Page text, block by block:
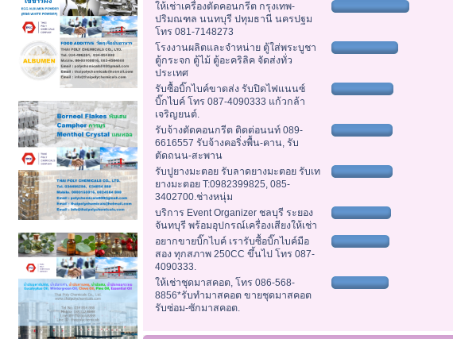
ให้เช่าเครื่องตัดคอนกรีต กรุงเทพ-
ปริมณฑล นนทบุรี ปทุมธานี นครปฐม
โทร 081-7148273
โรงงานผลิตและจำหน่าย ตู้ใส่พระบูชา
ตู้กระจก ตู้ไม้ ตู้อะคริลิค จัดส่งทั่ว
ประเทศ
รับซื้อบิ๊กไบค์ขาดส่ง รับปิดไฟแนนซ์
บิ๊กไบค์ โทร 087-4090333 แก้วกล้า
เจริญยนต์.
รับจ้างตัดคอนกรีต ติดต่อนนท์ 089-
6616557 รับจ้างคอริ่งพื้น-คาน, รับ
ตัดถนน-สะพาน
รับปูยางมะตอย รับลาดยางมะตอย รับเท
ยางมะตอย T:0982399825, 085-
3402700.ช่างหนุ่ม
บริการ Event Organizer ชลบุรี ระยอง
จันทบุรี พร้อมอุปกรณ์เครื่องเสียงให้เช่า
อยากขายบิ๊กไบค์ เรารับซื้อบิ๊กไบค์มือ
สอง ทุกสภาพ 250CC ขึ้นไป โทร 087-
4090333.
ให้เช่าชุดมาสคอต, โทร 086-568-
8856*รับทำมาสคอต ขายชุดมาสคอต
รับซ่อม-ซักมาสคอต.